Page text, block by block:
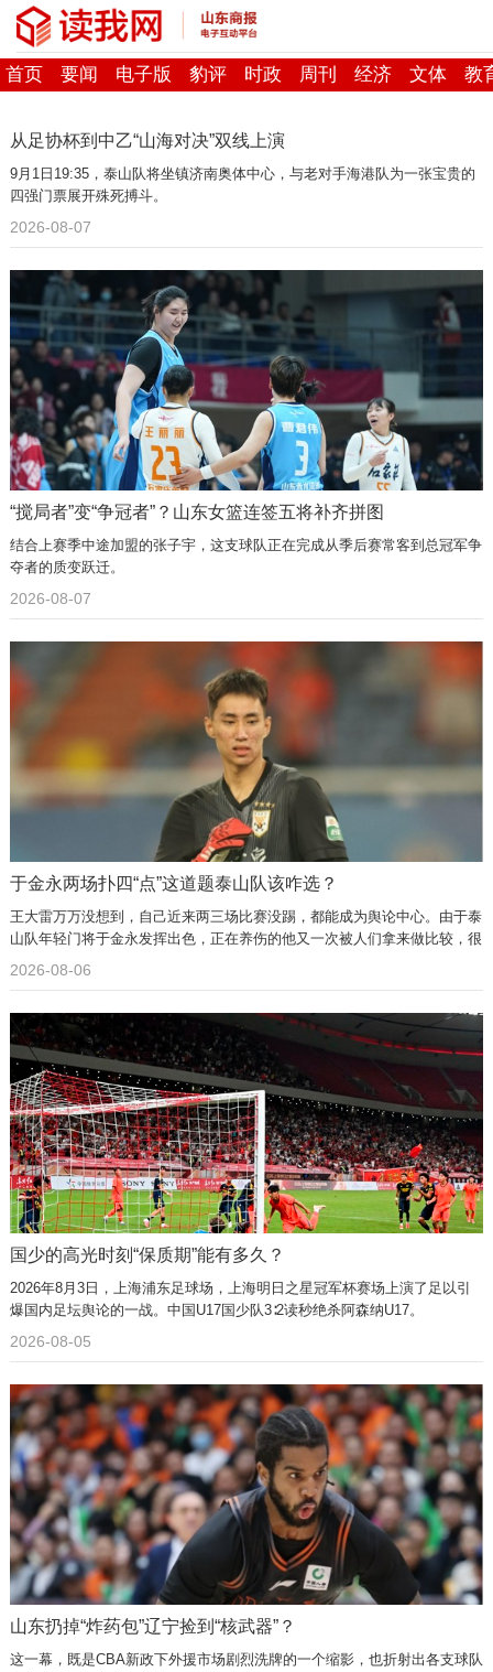
首页 要闻 电子版 豹评 时政 周刊 经济 文体 教
从足协杯到中乙“山海对决”双线上演
9月1日19:35，泰山队将坐镇济南奥体中心，与老对手海港队为一张宝贵的
四强门票展开殊死搏斗。
2026-08-07
“搅局者”变“争冠者”？山东女篮连签五将补齐拼图
结合上赛季中途加盟的张子宇，这支球队正在完成从季后赛常客到总冠军争
夺者的质变跃迁。
2026-08-07
于金永两场扑四“点”这道题泰山队该咋选？
王大雷万万没想到，自己近来两三场比赛没踢，都能成为舆论中心。由于泰
山队年轻门将于金永发挥出色，正在养伤的他又一次被人们拿来做比较，很
多人说，王大雷应该抓紧给于金永让位了。
2026-08-06
国少的高光时刻“保质期”能有多久？
2026年8月3日，上海浦东足球场，上海明日之星冠军杯赛场上演了足以引
爆国内足坛舆论的一战。中国U17国少队3∶2读秒绝杀阿森纳U17。
2026-08-05
山东扔掉“炸药包”辽宁捡到“核武器”？
这一幕，既是CBA新政下外援市场剧烈洗牌的一个缩影，也折射出各支球队